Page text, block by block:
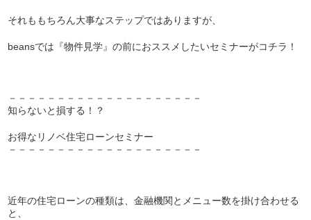
それももちろん大事なステップではありますが、
beansでは『物件見学』の前におススメしたいセミナーがコチラ！
－－－－－－－－－－－－－－－－－－－－
知らないと損する！？
お得なリノベ住宅ローンセミナー
－－－－－－－－－－－－－－－－－－－－
近年の住宅ローンの種類は、金融機関とメニュー数を掛け合わせる
と、